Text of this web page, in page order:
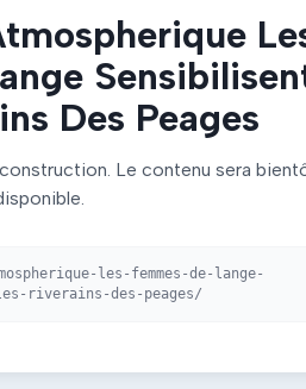
Des Peages
Le contenu sera
les-femmes-de-lange-
riverains-des-peages/